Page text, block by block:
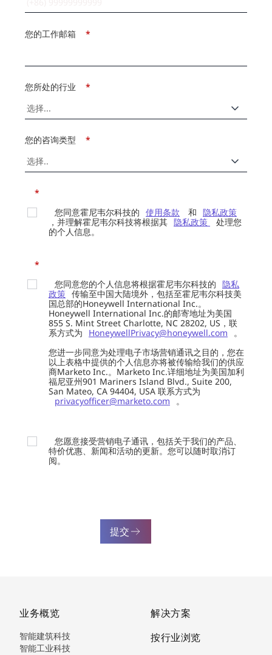
*
您的工作邮箱
*
您所处的行业
*
您的咨询类型
*
您同意霍尼韦尔科技的 使用条款 和 隐私政策
，并理解霍尼韦尔科技将根据其 隐私政策
处理您
的个人信息。
*
您同意您的个人信息将根据霍尼韦尔科技的 隐私
政策 传输至中国大陆境外，包括至霍尼韦尔科技美
国总部的Honeywell International Inc.。
Honeywell International Inc.的邮寄地址为美国
855 S. Mint Street Charlotte, NC 28202, US，联
系方式为
HoneywellPrivacy@honeywell.com
。
您进一步同意为处理电子市场营销通讯之目的，您在
以上表格中提供的个人信息亦将被传输给我们的供应
商Marketo Inc.。Marketo Inc.详细地址为美国加利
福尼亚州901 Mariners Island Blvd., Suite 200,
San Mateo, CA 94404, USA 联系方式为
privacyofficer@marketo.com
。
您愿意接受营销电子通讯，包括关于我们的产品、
特价优惠、新闻和活动的更新。您可以随时取消订
阅。
提交
业务概览
智能建筑科技
智能工业科技
解决方案
按行业浏览